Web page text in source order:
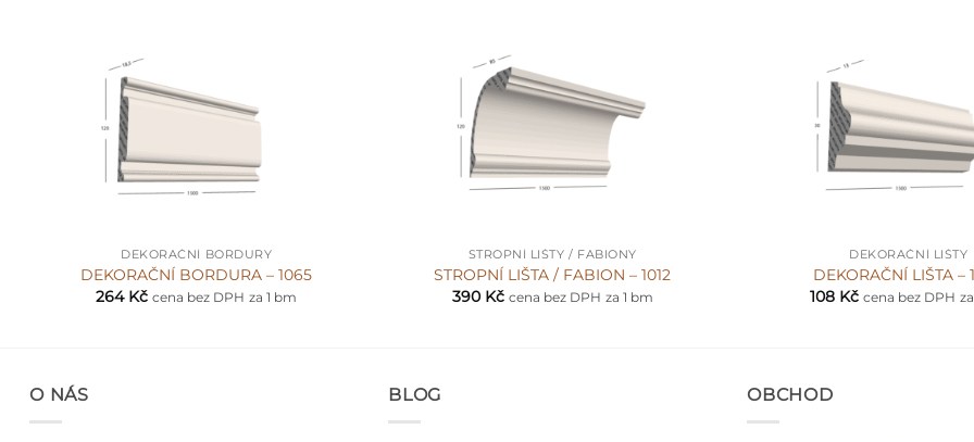
DEKORAČNÍ BORDURY
DEKORAČNÍ BORDURA – 1065
264 Kč cena bez DPH za 1 bm
STROPNÍ LIŠTY / FABIONY
STROPNÍ LIŠTA / FABION – 1012
390 Kč cena bez DPH za 1 bm
DEKORAČNÍ LIŠTY
DEKORAČNÍ LIŠTA –
108 Kč cena bez DPH
O NÁS BLOG OBCHOD